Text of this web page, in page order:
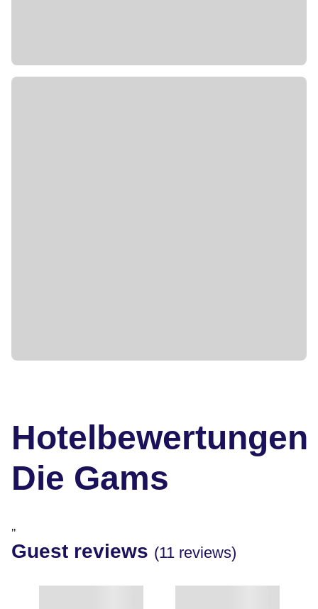
Hotelbewertungen
Die Gams
"
Guest reviews (11 reviews)